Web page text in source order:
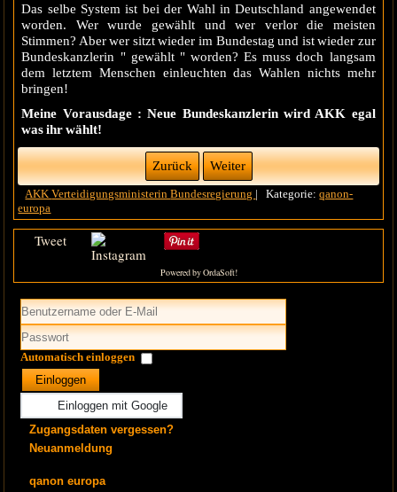
Das selbe System ist bei der Wahl in Deutschland angewendet
worden. Wer wurde gewählt und wer verlor die meisten
Stimmen? Aber wer sitzt wieder im Bundestag und ist wieder zur
Bundeskanzlerin " gewählt " worden? Es muss doch langsam
dem letztem Menschen einleuchten das Wahlen nichts mehr
bringen!
Meine Vorausdage : Neue Bundeskanzlerin wird AKK egal
was ihr wählt!
Zurück Weiter
AKKVerteidigungsministerinBundesregierung | Kategorie:qanon-
europa
Tweet
Powered by OrdaSoft!
Automatisch einloggen
Einloggen
Einloggen mit Google
Zugangsdaten vergessen?
Neuanmeldung
qanon europa